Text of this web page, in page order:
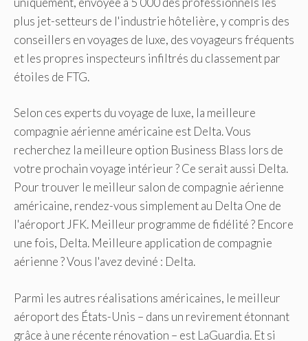
plus jet-setteurs de l'industrie hôtelière, y compris des
conseillers en voyages de luxe, des voyageurs fréquents
et les propres inspecteurs infiltrés du classement par
étoiles de FTG.
Selon ces experts du voyage de luxe, la meilleure
compagnie aérienne américaine est Delta. Vous
recherchez la meilleure option Business Blass lors de
votre prochain voyage intérieur ? Ce serait aussi Delta.
Pour trouver le meilleur salon de compagnie aérienne
américaine, rendez-vous simplement au Delta One de
l'aéroport JFK. Meilleur programme de fidélité ? Encore
une fois, Delta. Meilleure application de compagnie
aérienne ? Vous l'avez deviné : Delta.
Parmi les autres réalisations américaines, le meilleur
aéroport des États-Unis – dans un revirement étonnant
grâce à une récente rénovation – est LaGuardia. Et si